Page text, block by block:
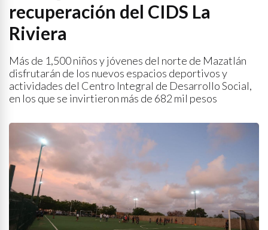
recuperación del CIDS La
Riviera
Más de 1,500 niños y jóvenes del norte de Mazatlán
disfrutarán de los nuevos espacios deportivos y
actividades del Centro Integral de Desarrollo Social,
en los que se invirtieron más de 682 mil pesos